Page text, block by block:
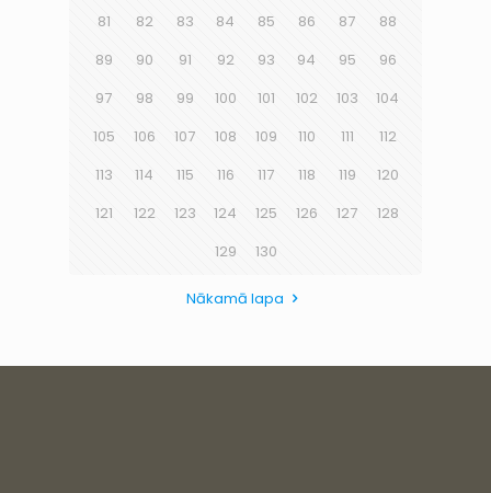
81
82 83 84 85 86 87
88
89
90 91 92 93 94 95
96
97
98 99 100 101 102 103
104
105
106 107 108 109 110 111
112
113
114 115 116 117 118 119
120
121
122 123 124 125 126 127
128
129
130
Nākamā lapa